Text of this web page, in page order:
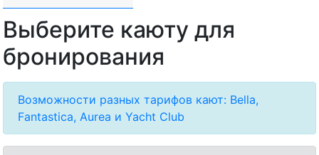
Выберите каюту для
бронирования
Возможности разных тарифов кают: Bella,
Fantastica, Aurea и Yacht Club